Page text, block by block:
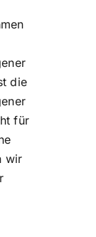
die
für
wir